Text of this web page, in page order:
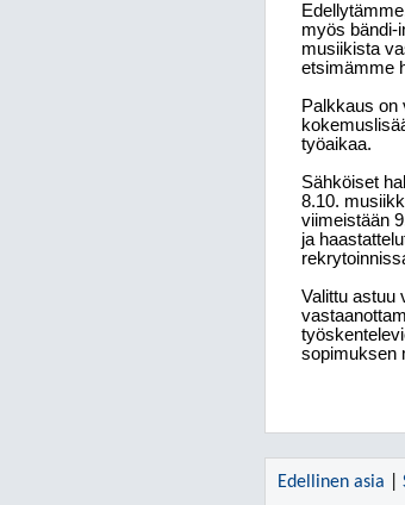
myös bändi-
musiikista
etsimämme
Palkkaus on
työaikaa.
Sähköiset
8.10.
viimeistään
ja
Valittu astuu
sopimuksen
Edellinen asia